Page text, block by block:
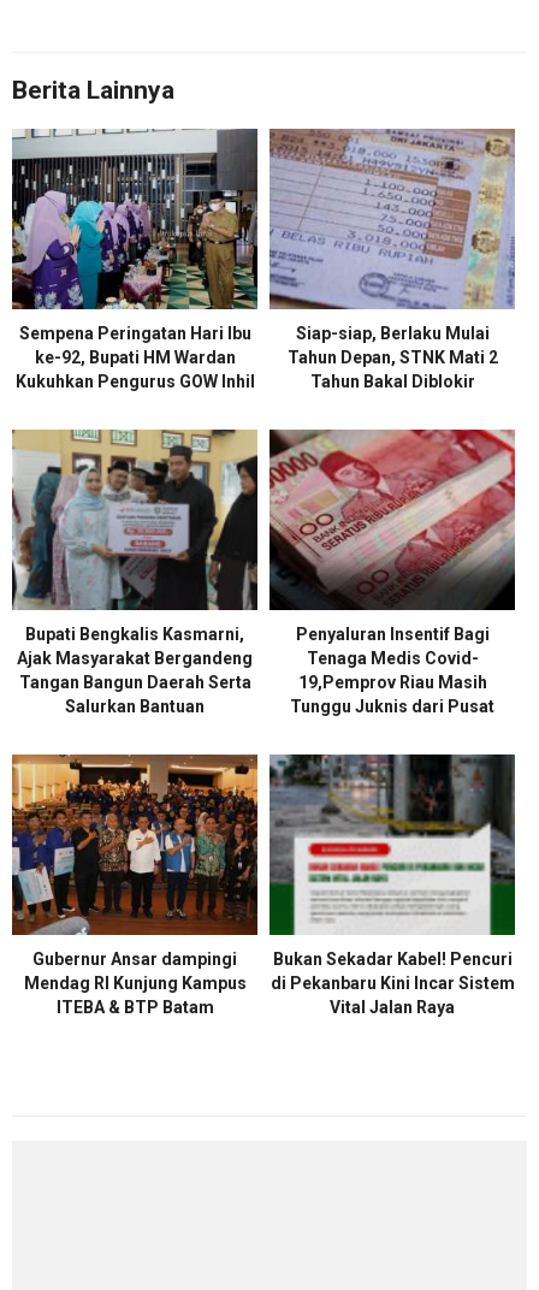
Berita Lainnya
Sempena Peringatan Hari Ibu
ke-92, Bupati HM Wardan
Kukuhkan Pengurus GOW Inhil
Siap-siap, Berlaku Mulai
Tahun Depan, STNK Mati 2
Tahun Bakal Diblokir
Bupati Bengkalis Kasmarni,
Ajak Masyarakat Bergandeng
Tangan Bangun Daerah Serta
Salurkan Bantuan
Penyaluran Insentif Bagi
Tenaga Medis Covid-
19,Pemprov Riau Masih
Tunggu Juknis dari Pusat
Gubernur Ansar dampingi
Mendag RI Kunjung Kampus
ITEBA & BTP Batam
Bukan Sekadar Kabel! Pencuri
di Pekanbaru Kini Incar Sistem
Vital Jalan Raya